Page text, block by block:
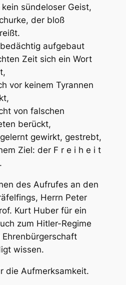
kein sündeloser Geist,
der bloß
aufgebaut
Zeit sich ein Wort
vor keinem Tyrannen
von falschen
berückt,
gewirkt, gestrebt,
Ziel: der F r e i h e i t
des Aufrufes an den
Herrn Peter
Kurt Huber für ein
zum Hitler-Regime
wissen.
die Aufmerksamkeit.